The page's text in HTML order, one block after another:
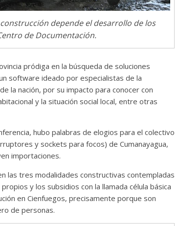
depende el desarrollo de los
de Documentación.
pródiga en la búsqueda de soluciones
software ideado por especialistas de la
la nación, por su impacto para conocer con
y la situación social local, entre otras
hubo palabras de elogios para el colectivo
y sockets para focos) de Cumanayagua,
importaciones.
las tres modalidades constructivas contempladas
y los subsidios con la llamada célula básica
en Cienfuegos, precisamente porque son
de personas.
dos
Las series-caramelos
Shondaland
de los
Molina
Terror chamánico
14 marzo, 2026